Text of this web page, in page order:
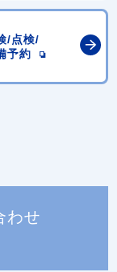
/点検/
予約
わせ